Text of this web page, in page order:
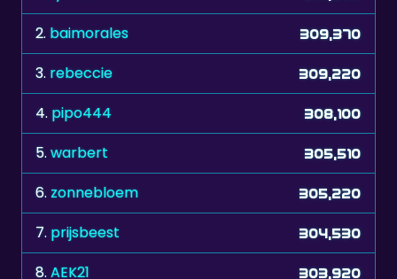
3. rebeccie 309,220
4.pipo444 308,100
5. warbert 305,510
6. zonnebloem 305,220
7. prijsbeest 304,530
8. AEK21 303,920
9. annuzza 301,400